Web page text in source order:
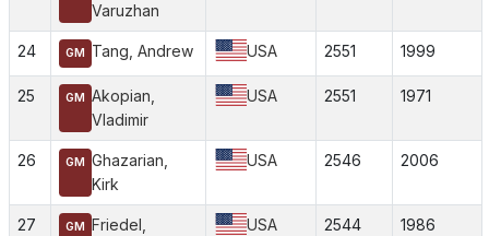
Varuzhan
24 GM Tang, Andrew USA 2551 1999
25 GM Akopian,
Vladimir
USA 2551 1971
26 GM Ghazarian,
Kirk
USA 2546 2006
27 GM Friedel,
USA 2544 1986